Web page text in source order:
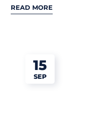
READ MORE
15
SEP